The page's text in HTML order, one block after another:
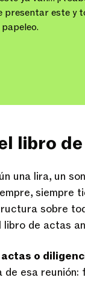
presentar este y
libro
una lira, un
siempre
sobre
de actas
o
esa reunión: